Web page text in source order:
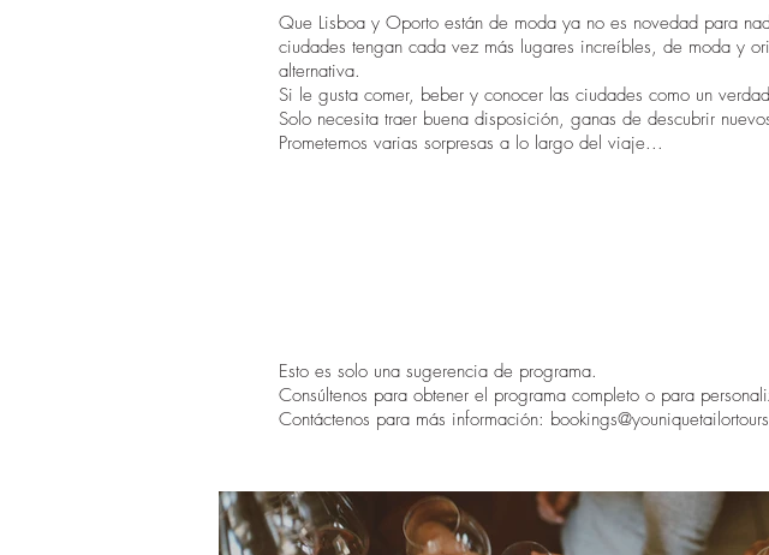
Que Lisboa y Oporto están de moda ya no es novedad para
ciudades tengan cada vez más lugares increíbles, de moda y
alternativa.
Si le gusta comer, beber y conocer las ciudades como un
Solo necesita traer buena disposición, ganas de descubrir
Prometemos varias sorpresas a lo largo del viaje...
Esto es solo una sugerencia de programa.
Consúltenos para obtener el programa completo o para
Contáctenos para más información: